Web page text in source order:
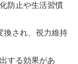
防止や生活習慣
換され、視力維持
する効果があ